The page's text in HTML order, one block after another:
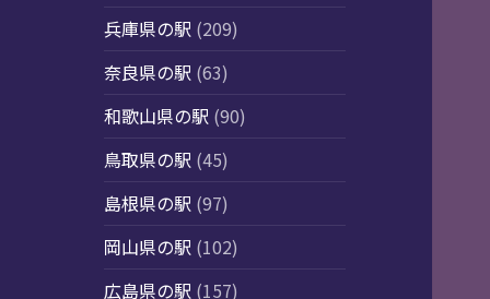
兵庫県の駅 (209)
奈良県の駅 (63)
和歌山県の駅 (90)
鳥取県の駅 (45)
島根県の駅 (97)
岡山県の駅 (102)
広島県の駅 (157)